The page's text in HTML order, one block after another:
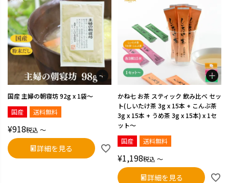
国産 主婦の朝寝坊 92g x 1袋～
国産
送料無料
¥918税込 〜
詳細を見る
かね七 お茶 スティック 飲み比べ セッ
ト(しいたけ茶 3g x 15本 + こんぶ茶
3g x 15本 + うめ茶 3g x 15本) x 1セ
ット～
国産
送料無料
¥1,198税込 〜
詳細を見る